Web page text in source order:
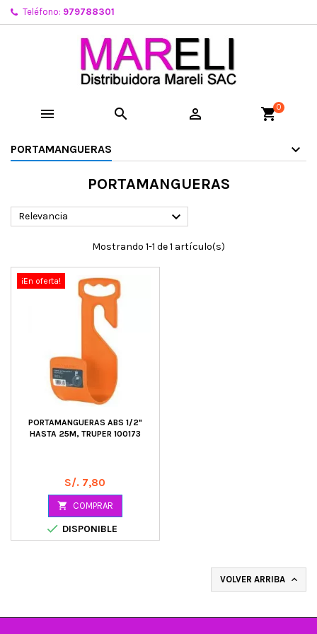
Teléfono: 979788301
   shopping_cart0
PORTAMANGUERAS
PORTAMANGUERAS
Relevancia 
Mostrando 1-1 de 1 artículo(s)
¡En oferta!
PORTAMANGUERAS ABS 1/2"
HASTA 25M, TRUPER 100173
Precio
S/. 7,80
 COMPRAR
 DISPONIBLE
VOLVER ARRIBA 